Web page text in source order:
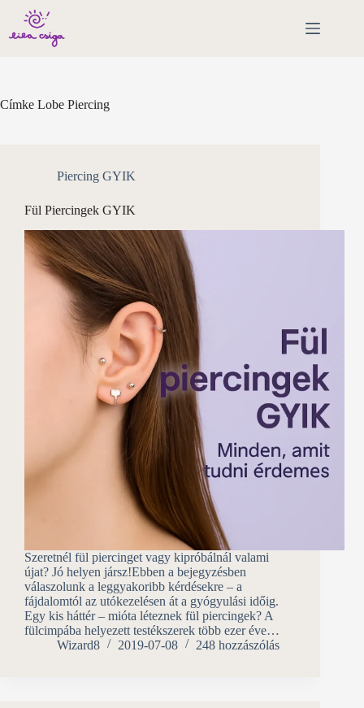
content
Címke Lobe Piercing
Piercing GYIK
Fül Piercingek GYIK
Szeretnél fül piercinget vagy kipróbálnál valami
újat? Jó helyen jársz!Ebben a bejegyzésben
válaszolunk a leggyakoribb kérdésekre – a
fájdalomtól az utókezelésen át a gyógyulási időig.
Egy kis háttér – mióta léteznek fül piercingek? A
fülcimpába helyezett testékszerek több ezer éve…
Wizard8
2019-07-08 248 hozzászólás